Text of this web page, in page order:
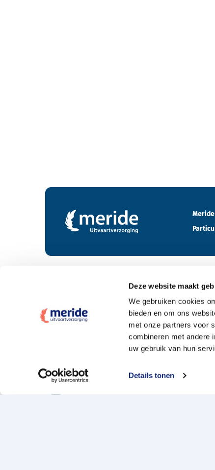
Deze website maakt
We gebruiken cookies
bieden en om ons
met onze partners voor
combineren met andere
uw gebruik van hun
Details tonen
Contactgegevens en footer menu van Meride
Meride
Wat kost een crematie
Wat kost een begrafenis
Elke uitvaartpolis welkom
Offerte aanvragen